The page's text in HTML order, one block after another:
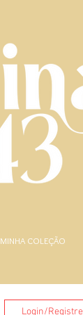
.
MINHA COLEÇÃO
Login/